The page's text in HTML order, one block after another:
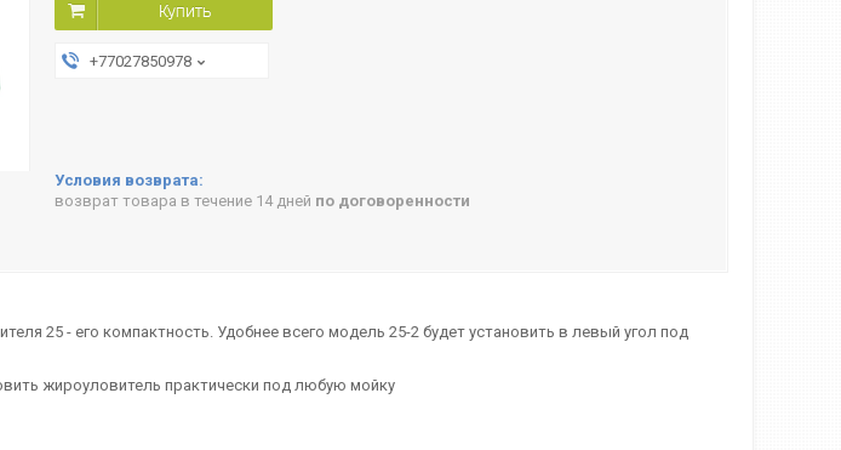
Купить
+77027850978
возврат товара в течение 14 дней по договоренности
25 - его компактность. Удобнее всего модель 25-2 будет установить в левый угол под
жироуловитель практически под любую мойку